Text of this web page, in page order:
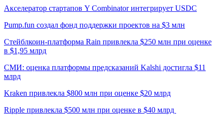
Акселератор стартапов Y Combinator интегрирует USDC
Pump.fun создал фонд поддержки проектов на $3 млн
Стейблкоин-платформа Rain привлекла $250 млн при оценке
в $1,95 млрд
СМИ: оценка платформы предсказаний Kalshi достигла $11
млрд
Kraken привлекла $800 млн при оценке $20 млрд
Ripple привлекла $500 млн при оценке в $40 млрд